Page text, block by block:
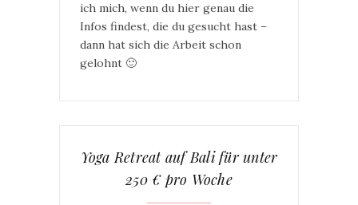
ich mich, wenn du hier genau die
Infos findest, die du gesucht hast –
dann hat sich die Arbeit schon
gelohnt 🙂
Yoga Retreat auf Bali für unter
250 € pro Woche